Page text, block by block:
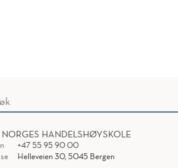
HANDELSHØYSKOLE
+47 55 95 90 00
Helleveien 30, 5045 Bergen